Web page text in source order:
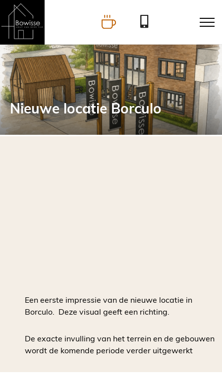
Nieuwe locatie Borculo
Een eerste impressie van de nieuwe locatie in
Borculo. Deze visual geeft een richting.
De exacte invulling van het terrein en de gebouwen
wordt de komende periode verder uitgewerkt